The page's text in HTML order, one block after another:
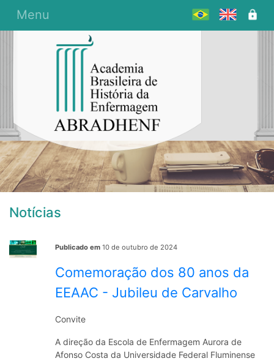
Menu
Notícias
Publicado em 10 de outubro de 2024
Comemoração dos 80 anos da
EEAAC - Jubileu de Carvalho
Convite
A direção da Escola de Enfermagem Aurora de
Afonso Costa da Universidade Federal Fluminense